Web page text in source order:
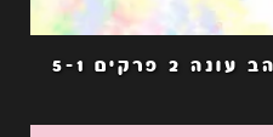
פרקים 5-1